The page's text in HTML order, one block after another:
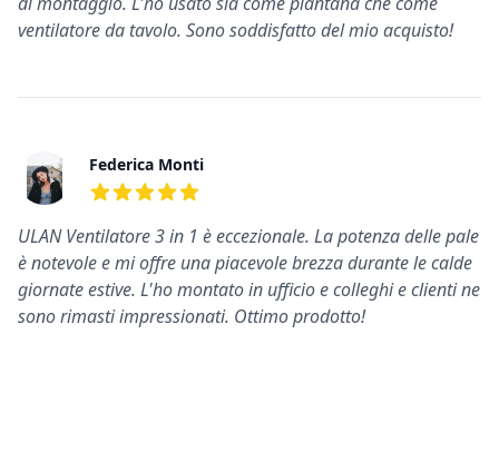
ventilatore da tavolo. Sono soddisfatto del mio acquisto!
Federica Monti
ULAN Ventilatore 3 in 1 è eccezionale. La potenza delle pale
è notevole e mi offre una piacevole brezza durante le calde
giornate estive. L'ho montato in ufficio e colleghi e clienti ne
sono rimasti impressionati. Ottimo prodotto!